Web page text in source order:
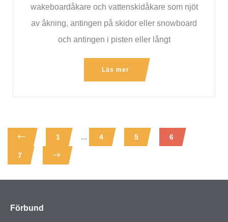
wakeboardåkare och vattenskidåkare som njöt
av åkning, antingen på skidor eller snowboard
och antingen i pisten eller långt
Läs mer
1 ... 4 5 6
7
Förbund